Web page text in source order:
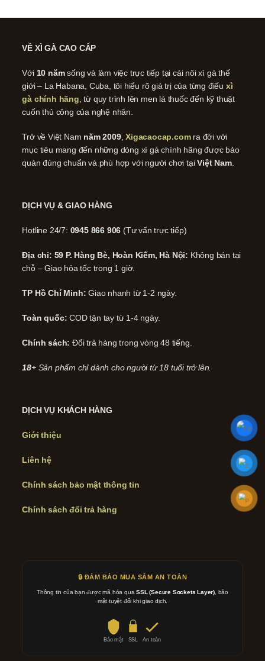
VỀ XÌ GÀ CAO CẤP
Với 10 nămsống và làm việc trực tiếp tại cái nôi xì gà thế
giới – La Habana, Cuba, tôi hiểu rõ giá trị của từng điếu xì
gà chính hãng , từ quy trình lên men lá thuốc đến kỹ thuật
cuốn thủ công của nghệ nhân.
Trở về Việt Nam năm 2009,Xigacaocap.comra đời với
mục tiêu mang đến những dòng xì gà chính hãng được bảo
quản đúng chuẩn và phù hợp với người chơi tạiViệt Nam.
DỊCH VỤ & GIAO HÀNG
Hotline 24/7: 0945 866 906 (Tư vấn trực tiếp)
Địa chỉ: 59 P. Hàng Bè, Hoàn Kiếm, Hà Nội: Không bán tại
chỗ – Giao hỏa tốc trong 1 giờ.
TP Hồ Chí Minh: Giao nhanh từ 1-2 ngày.
Toàn quốc: COD tận tay từ 1-4 ngày.
Chính sách: Đổi trả hàng trong vòng 48 tiếng.
18+ Sản phẩm chỉ dành cho người từ 18 tuổi trở lên.
DỊCH VỤ KHÁCH HÀNG
Giới thiệu
Liên hệ
Chính sách bảo mật thông tin
Chính sách đổi trả hàng
🔒 ĐẢM BẢO MUA SẮM AN TOÀN
Thông tin của bạn được mã hóa quaSSL (Secure Sockets Layer) , bảo
mật tuyệt đối khi giao dịch.
Bảo mật SSL An toàn